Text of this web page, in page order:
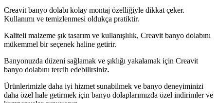
Creavit banyo dolabı kolay montaj özelliğiyle dikkat çeker.
Kullanımı ve temizlenmesi oldukça pratiktir.
Kaliteli malzeme şık tasarım ve kullanışlılık, Creavit banyo dolabını
mükemmel bir seçenek haline getirir.
Banyonuzda düzeni sağlamak ve şıklığı yakalamak için Creavit
banyo dolabını tercih edebilirsiniz.
Ürünlerimizle daha iyi hizmet sunabilmek ve banyo deneyiminizi
daha özel hale getirmek için banyo dolaplarımızda özel indirimler ve